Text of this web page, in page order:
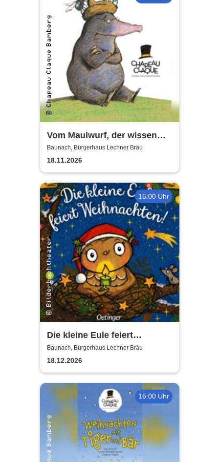
Vom Maulwurf, der wissen
wollte .... - Chapeau Claque
Bamberg
Baunach, Bürgerhaus Lechner Bräu
18.11.2026
16:00 Uhr
Die kleine Eule feiert
Weihnachten - Puppentheater
Baunach, Bürgerhaus Lechner Bräu
18.12.2026
16:00 Uhr